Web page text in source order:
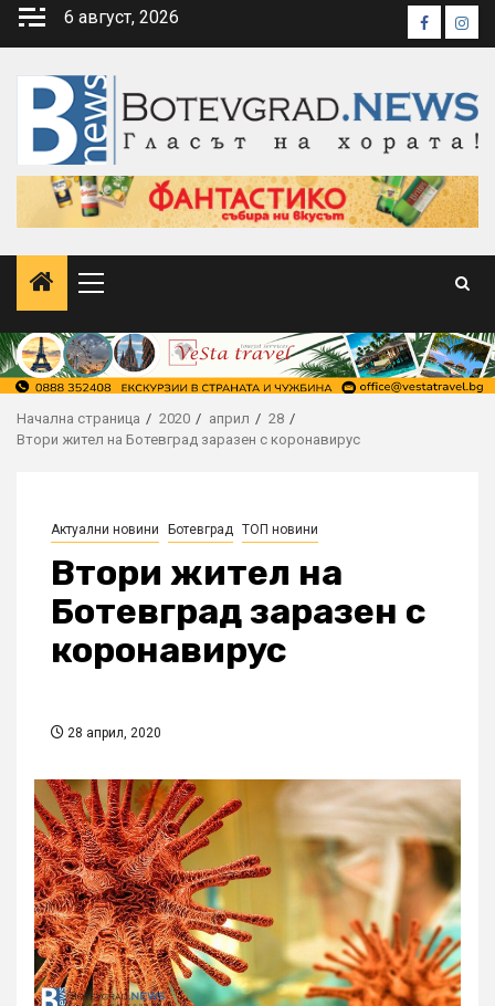
Skip
6 август, 2026 Facebook
Primary
Начална страница 2020 април
28
Втори жител на Ботевград заразен с коронавирус
Актуални новини Ботевград ТОП новини
Втори жител на
Ботевград заразен с
коронавирус
28 април, 2020